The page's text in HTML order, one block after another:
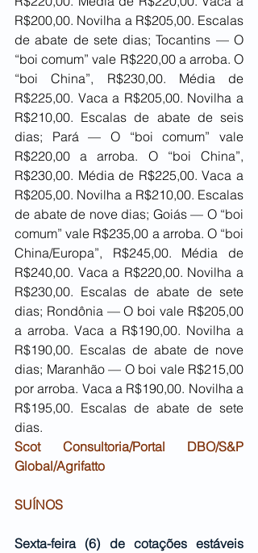
R$200,00. Novilha a R$205,00. Escalas
de abate de sete dias; Tocantins — O
“boi comum” vale R$220,00 a arroba. O
“boi China”, R$230,00. Média de
R$225,00. Vaca a R$205,00. Novilha a
R$210,00. Escalas de abate de seis
dias; Pará — O “boi comum” vale
R$220,00 a arroba. O “boi China”,
R$230,00. Média de R$225,00. Vaca a
R$205,00. Novilha a R$210,00. Escalas
de abate de nove dias; Goiás — O “boi
comum” vale R$235,00 a arroba. O “boi
China/Europa”, R$245,00. Média de
R$240,00. Vaca a R$220,00. Novilha a
R$230,00. Escalas de abate de sete
dias; Rondônia — O boi vale R$205,00
a arroba. Vaca a R$190,00. Novilha a
R$190,00. Escalas de abate de nove
dias; Maranhão — O boi vale R$215,00
por arroba. Vaca a R$190,00. Novilha a
R$195,00. Escalas de abate de sete
dias.
Scot Consultoria/Portal DBO/S&P
Global/Agrifatto
SUÍNOS
Sexta-feira (6) de cotações estáveis